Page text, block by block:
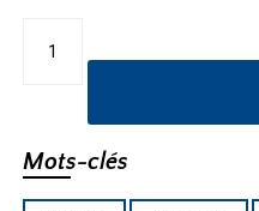
Mots-clés